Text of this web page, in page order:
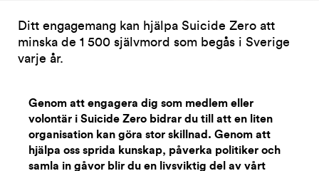
Ditt engagemang kan hjälpa Suicide Zero att
minska de 1 500 självmord som begås i Sverige
varje år.
Genom att engagera dig som medlem eller
volontär i Suicide Zero bidrar du till att en liten
organisation kan göra stor skillnad. Genom att
hjälpa oss sprida kunskap, påverka politiker och
samla in gåvor blir du en livsviktig del av vårt